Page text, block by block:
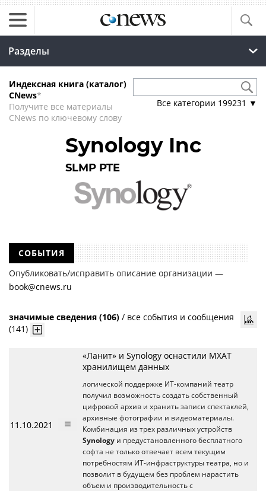
Разделы
Индексная книга (каталог)
CNews*
Получите все материалы
CNews по ключевому слову
Все категории 199231 ▼
Synology Inc
SLMP PTE
СОБЫТИЯ
Опубликовать/исправить описание организации —
book@cnews.ru
значимые сведения (106) / все события и сообщения
(141)
11.10.2021
«Ланит» и Synology оснастили МХАТ
хранилищем данных
логической поддержке ИТ-компаний театр
получил возможность создать собственный
цифровой архив и хранить записи спектаклей,
архивные фотографии и видеоматериалы.
Комбинация из трех различных устройств
Synology и предустановленного бесплатного
софта не только отвечает всем текущим
потребностям ИТ-инфраструктуры театра, но и
позволит в будущем без проблем нарастить
объем и производительность с